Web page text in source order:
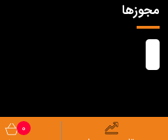
0
مجوزها
تمام حقوق مادی و معنوی این وب